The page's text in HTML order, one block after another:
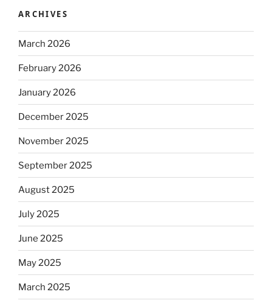
ARCHIVES
March 2026
February 2026
January 2026
December 2025
November 2025
September 2025
August 2025
July 2025
June 2025
May 2025
March 2025